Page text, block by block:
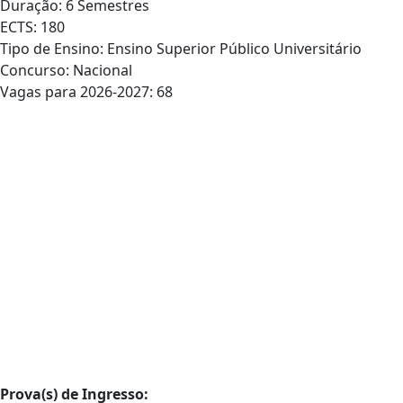
Duração: 6 Semestres
ECTS: 180
Tipo de Ensino: Ensino Superior Público Universitário
Concurso: Nacional
Vagas para 2026-2027: 68
Prova(s) de Ingresso: